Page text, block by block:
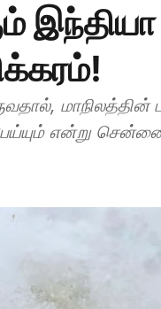
இந்தியா
என்று